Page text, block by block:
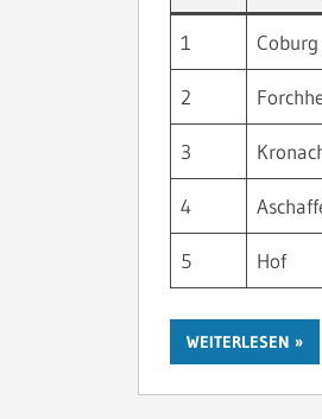
1 Coburg
2
3
4
5 Hof
WEITERLESEN